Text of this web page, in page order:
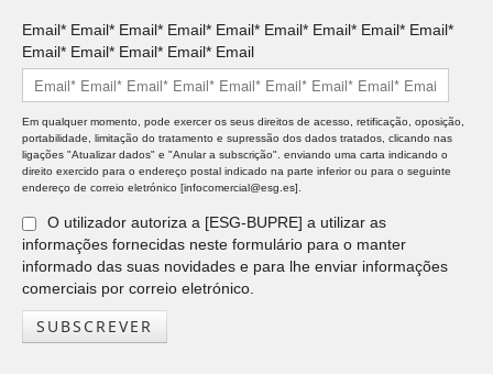
Email* Email* Email* Email* Email* Email* Email* Email* Email*
Email* Email* Email* Email* Email
Em qualquer momento, pode exercer os seus direitos de acesso, retificação, oposição,
portabilidade, limitação do tratamento e supressão dos dados tratados, clicando nas
ligações "Atualizar dados" e "Anular a subscrição". enviando uma carta indicando o
direito exercido para o endereço postal indicado na parte inferior ou para o seguinte
endereço de correio eletrónico [infocomercial@esg.es].
O utilizador autoriza a [ESG-BUPRE] a utilizar as
informações fornecidas neste formulário para o manter
informado das suas novidades e para lhe enviar informações
comerciais por correio eletrónico.
SUBSCREVER